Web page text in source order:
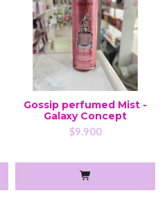
Gossip perfumed Mist -
Galaxy Concept
$9.900